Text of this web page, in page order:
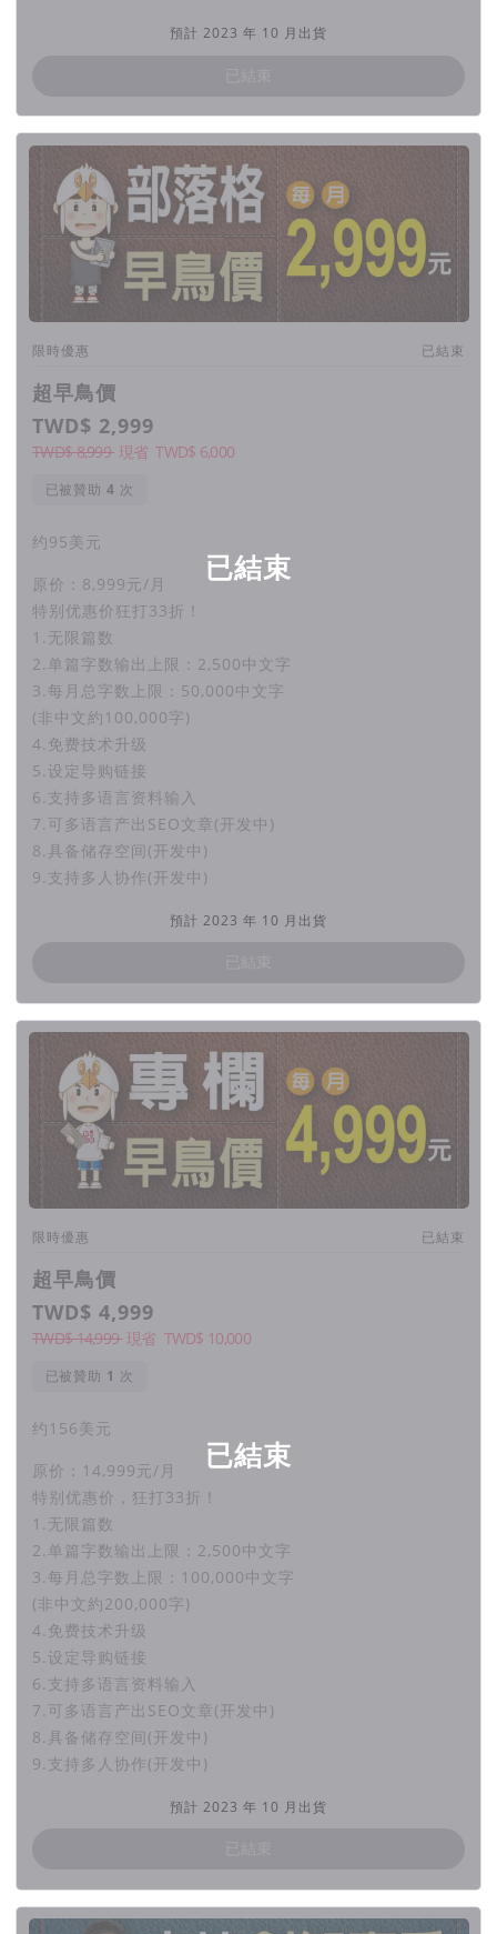
2500字以上长文不漏接、大数据自动解
析Google前三页关键字
SEO串接完整、文章插入图片只需手指点
击、多语导购链接生意做到全世界！
没灵感时，我们还有独一无二
『反向灵感激发功能』
我们所担心的 是在文字生成领域，东亚
没有抢到这波红利.... 被国外微商抢走宝
贵生意。
我们所在意的 是能不能发展出一个浅显
易懂的产品，让人人都容易上手。
懒，不是真的混混沌沌 事事不做....
而是让我们的灵感奔放，用心在创意与品质
上，做只有『人』能做的思考。
其他琐事请安心交给
文案产出更漂亮
外电新闻掌握最便利
个人与企业品牌营销全包
『外语＋导购』买货卖货全世界
最高生成精准2,500字文章 可简单 可客
特别感谢
ETtoday新闻云认同创智写手，测试完后独家
专访理念与使用方式！！
標題台灣自製AI工具《AIGC創智寫手》更直
覺好用！獨一無二反向創造靈感！
台湾新未来的定义！
預計 2023 年 10 月出貨
已結束
限時優惠 已結束
超早鳥價
TWD$ 2,999
TWD$ 8,999 現省 TWD$ 6,000
已被贊助 次
约95美元
原价：8,999元/月
特别优惠价狂打33折！
1.无限篇数
2.单篇字数输出上限：2,500中文字
3.每月总字数上限：50,000中文字
(非中文約100,000字)
4.免费技术升级
5.设定导购链接
6.支持多语言资料输入
7.可多语言产出SEO文章(开发中)
8.具备储存空间(开发中)
9.支持多人协作(开发中)
預計 2023 年 10 月出貨
已結束
限時優惠 已結束
超早鳥價
TWD$ 4,999
TWD$ 14,999現省 TWD$ 10,000
已被贊助 次
约156美元
原价：14,999元/月
特别优惠价，狂打33折！
1.无限篇数
2.单篇字数输出上限：2,500中文字
3.每月总字数上限：100,000中文字
(非中文約200,000字)
4.免费技术升级
5.设定导购链接
6.支持多语言资料输入
7.可多语言产出SEO文章(开发中)
8.具备储存空间(开发中)
9.支持多人协作(开发中)
預計 2023 年 10 月出貨